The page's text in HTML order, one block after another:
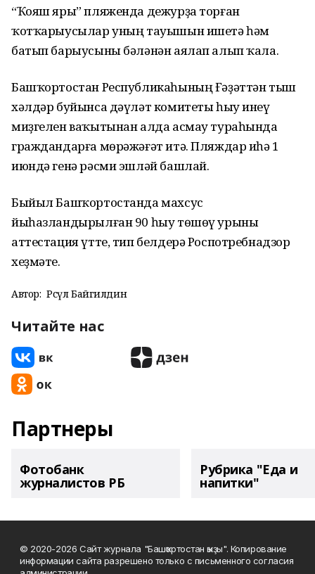
“Ҡояш яры” пляженда дежурҙа торған
ҡотҡарыусылар уның тауышын ишетә һәм
батып барыусыны бәләнән аялап алып ҡала.
Башҡортостан Республикаһының Ғәҙәттән тыш
хәлдәр буйынса дәүләт комитеты һыу инеү
миҙгелен ваҡытынан алда асмау тураһында
граждандарға мөрәжәғәт итә. Пляждар иһә 1
июндә генә рәсми эшләй башлай.
Быйыл Башҡортостанда махсус
йыһазландырылған 90 һыу төшөү урыны
аттестация үтте, тип белдерә Роспотребнадзор
хеҙмәте.
Автор: Рәсүл Байгилдин
Читайте нас
Партнеры
Фотобанк
журналистов РБ
Рубрика "Еда и
напитки"
© 2020-2026 Сайт журнала "Башҡортостан ҡыҙы". Копирование
информации сайта разрешено только с письменного согласия